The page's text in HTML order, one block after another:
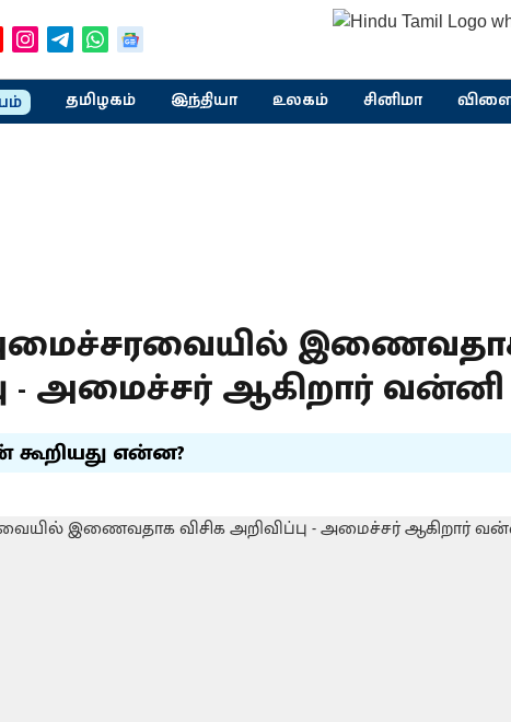
தமிழகம் இந்தியா உலகம் சினிமா
இணைவதாக
- அமைச்சர் ஆகிறார் வன்னி
கூறியது என்ன?